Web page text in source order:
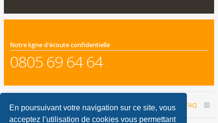
En poursuivant votre navigation sur ce site, vous
acceptez l’utilisation de cookies vous permettant
Notre ligne d'écoute confidentielle
0805 69 64 64
Accueil du forum FAQ
Nous contacter